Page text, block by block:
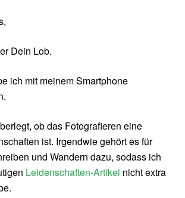
Dein Lob.
ich mit meinem Smartphone
ob das Fotografieren eine
ist. Irgendwie gehört es für
und Wandern dazu, sodass ich
Leidenschaften-Artikel nicht extra